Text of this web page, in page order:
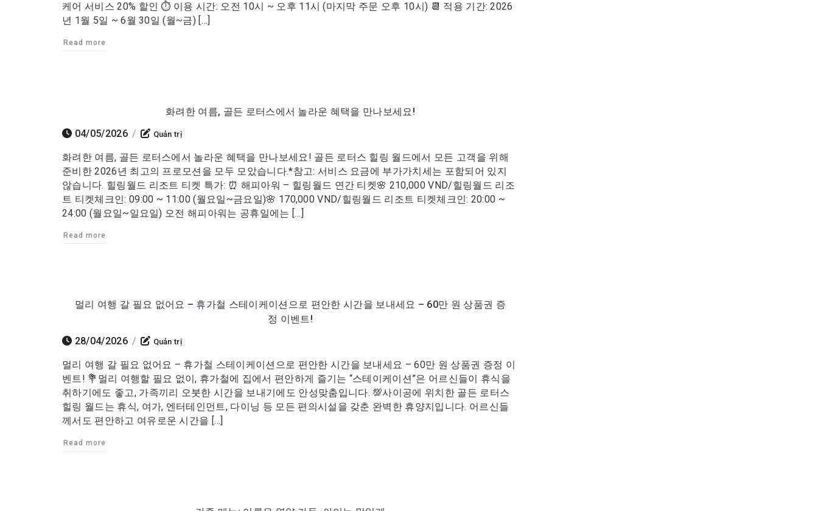
케어 서비스 20% 할인 ⏱ 이용 시간: 오전 10시 ~ 오후 11시 (마지막 주문 오후 10시) 📆 적용 기간: 2026
년 1월 5일 ~ 6월 30일 (월~금) […]
Read more
화려한 여름, 골든 로터스에서 놀라운 혜택을 만나보세요!
04/05/2026 / Quản trị
화려한 여름, 골든 로터스에서 놀라운 혜택을 만나보세요! 골든 로터스 힐링 월드에서 모든 고객을 위해
준비한 2026년 최고의 프로모션을 모두 모았습니다.*참고: 서비스 요금에 부가가치세는 포함되어 있지
않습니다. 힐링월드 리조트 티켓 특가: ⏰ 해피아워 – 힐링월드 연간 티켓🌸 210,000 VND/힐링월드 리조
트 티켓체크인: 09:00 ~ 11:00 (월요일~금요일)🌸 170,000 VND/힐링월드 리조트 티켓체크인: 20:00 ~
24:00 (월요일~일요일) 오전 해피아워는 공휴일에는 […]
Read more
멀리 여행 갈 필요 없어요 – 휴가철 스테이케이션으로 편안한 시간을 보내세요 – 60만 원 상품권 증
정 이벤트!
28/04/2026 / Quản trị
멀리 여행 갈 필요 없어요 – 휴가철 스테이케이션으로 편안한 시간을 보내세요 – 60만 원 상품권 증정 이
벤트! 💐멀리 여행할 필요 없이, 휴가철에 집에서 편안하게 즐기는 “스테이케이션”은 어르신들이 휴식을
취하기에도 좋고, 가족끼리 오붓한 시간을 보내기에도 안성맞춤입니다. 💯사이공에 위치한 골든 로터스
힐링 월드는 휴식, 여가, 엔터테인먼트, 다이닝 등 모든 편의시설을 갖춘 완벽한 휴양지입니다. 어르신들
께서도 편안하고 여유로운 시간을 […]
Read more